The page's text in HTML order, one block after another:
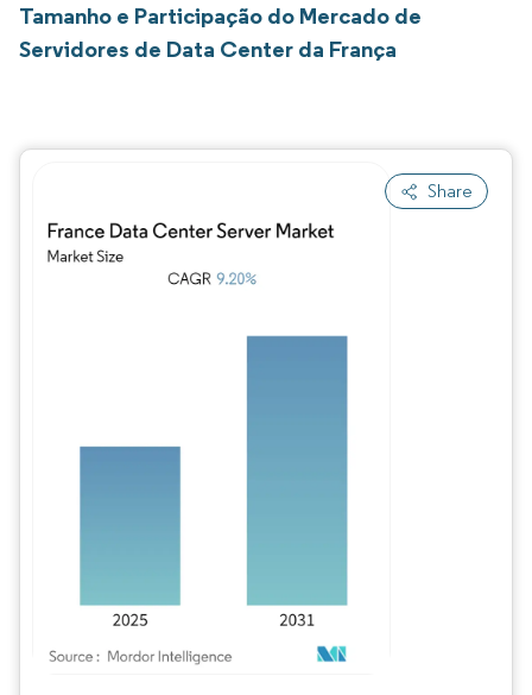
Tamanho e Participação do Mercado de
Servidores de Data Center da França
Share